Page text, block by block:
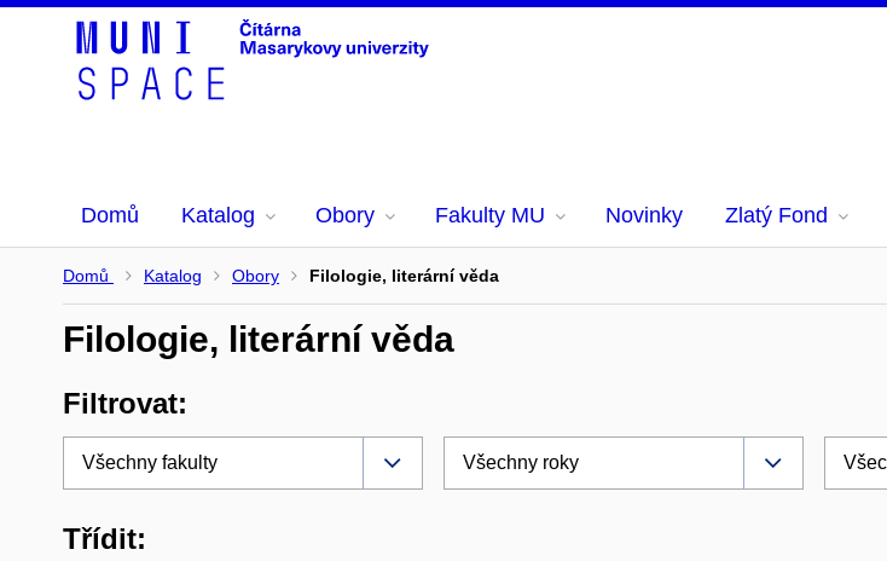
Domů Katalog Obory Fakulty MU Novinky Zlatý Fond
Domů Katalog Obory Filologie, literární věda
Filologie, literární věda
Filtrovat:
Třídit: